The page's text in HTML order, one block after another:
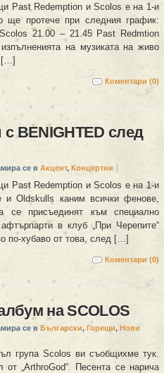
Past Redemption и Scolos е на 1-и
ще протече при следния график:
21.00 – 21.45 Past Redmtion
на музиката на живо
[…]
Коментари (0)
BENIGHTED след
се в Акцент, Концертни
Past Redemption и Scolos е на 1-и
и Oldskulls каним всички фенове,
се присъединят към специално
в клуб „При Черепите“
по-хубаво от това, след […]
Коментари (0)
на SCOLOS
се в Български, Горещи, Нови
група Scolos ви съобщихме тук.
„ArthroGod“. Песента се нарича